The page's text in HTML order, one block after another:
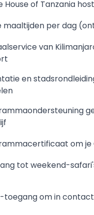
House of Tanzania
maaltijden per dag
van
en
om
tot weekend-
toegang om in